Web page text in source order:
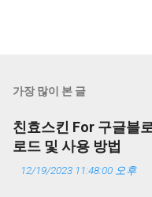
가장 많이 본 글
친효스킨 For 구글블
로드 및 사용 방법
12/19/2023 11:48:00 오후